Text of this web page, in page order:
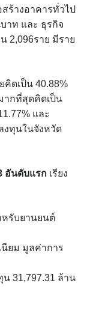
ร้างอาคารทั่วไป
าท และ ธุรกิจ
2,096ราย มีราย
ดเป็น 40.88%
กที่สุดคิดเป็น
และ
งทุนในจังหวัด
อันดับแรก เรียง
รับยานยนต์
ยม มูลค่าการ
31,797.31 ล้าน